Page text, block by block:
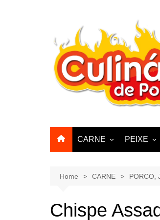
CARNE
FRANGO, PERÚ, PATO
PEIXE
POLVO,
Home CARNE PORCO,
Chispe